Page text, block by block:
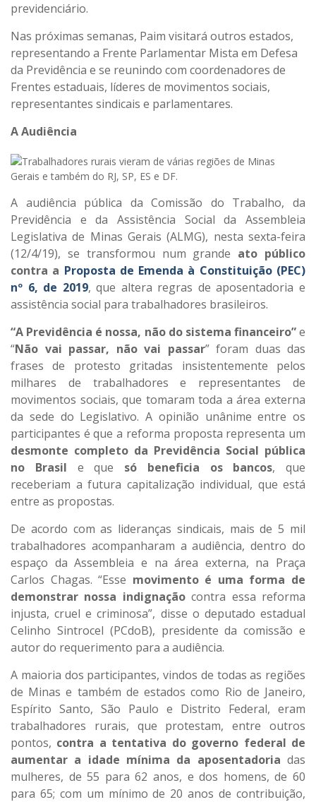
previdenciário.
Nas próximas semanas, Paim visitará outros estados,
representando a Frente Parlamentar Mista em Defesa
da Previdência e se reunindo com coordenadores de
Frentes estaduais, líderes de movimentos sociais,
representantes sindicais e parlamentares.
A Audiência
A audiência pública da Comissão do Trabalho, da
Previdência e da Assistência Social da Assembleia
Legislativa de Minas Gerais (ALMG), nesta sexta-feira
(12/4/19), se transformou num grande ato público
contra a Proposta de Emenda à Constituição (PEC)
nº 6, de 2019, que altera regras de aposentadoria e
assistência social para trabalhadores brasileiros.
“A Previdência é nossa, não do sistema financeiro”e
“Não vai passar, não vai passar” foram duas das
frases de protesto gritadas insistentemente pelos
milhares de trabalhadores e representantes de
movimentos sociais, que tomaram toda a área externa
da sede do Legislativo. A opinião unânime entre os
participantes é que a reforma proposta representa um
desmonte completo da Previdência Social pública
no Brasil e que só beneficia os bancos, que
receberiam a futura capitalização individual, que está
entre as propostas.
De acordo com as lideranças sindicais, mais de 5 mil
trabalhadores acompanharam a audiência, dentro do
espaço da Assembleia e na área externa, na Praça
Carlos Chagas. “Esse movimento é uma forma de
demonstrar nossa indignaçãocontra essa reforma
injusta, cruel e criminosa”, disse o deputado estadual
Celinho Sintrocel (PCdoB), presidente da comissão e
autor do requerimento para a audiência.
A maioria dos participantes, vindos de todas as regiões
de Minas e também de estados como Rio de Janeiro,
Espírito Santo, São Paulo e Distrito Federal, eram
trabalhadores rurais, que protestam, entre outros
pontos, contra a tentativa do governo federal de
aumentar a idade mínima da aposentadoria das
mulheres, de 55 para 62 anos, e dos homens, de 60
para 65; com um mínimo de 20 anos de contribuição,